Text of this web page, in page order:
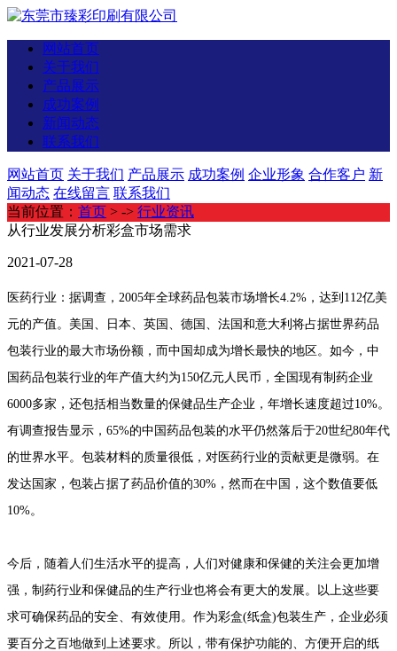
网站首页
关于我们
产品展示
成功案例
新闻动态
联系我们
网站首页 关于我们 产品展示 成功案例 企业形象 合作客户 新
闻动态 在线留言 联系我们
当前位置： 首页 > -> 行业资讯
从行业发展分析彩盒市场需求
2021-07-28
医药行业：据调查，2005年全球药品包装市场增长4.2%，达到112亿美
元的产值。美国、日本、英国、德国、法国和意大利将占据世界药品
包装行业的最大市场份额，而中国却成为增长最快的地区。如今，中
国药品包装行业的年产值大约为150亿元人民币，全国现有制药企业
6000多家，还包括相当数量的保健品生产企业，年增长速度超过10%。
有调查报告显示，65%的中国药品包装的水平仍然落后于20世纪80年代
的世界水平。包装材料的质量很低，对医药行业的贡献更是微弱。在
发达国家，包装占据了药品价值的30%，然而在中国，这个数值要低
10%。
今后，随着人们生活水平的提高，人们对健康和保健的关注会更加增
强，制药行业和保健品的生产行业也将会有更大的发展。以上这些要
求可确保药品的安全、有效使用。作为彩盒(纸盒)包装生产，企业必须
要百分之百地做到上述要求。所以，带有保护功能的、方便开启的纸